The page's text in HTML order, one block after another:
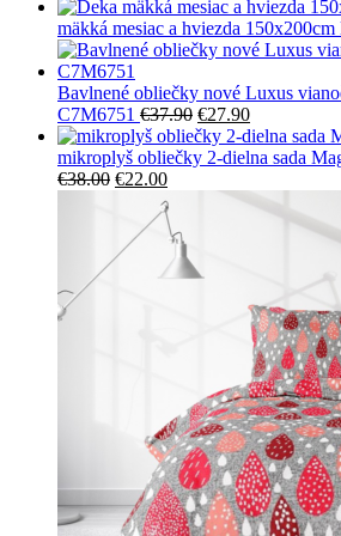
mäkká mesiac a hviezda
Bavlnené obliečky nové Luxus
C7M6751 €37.90 Pôvodná
cena
bola:
€27.90Aktuálna
cena
je:
mikroplyš obliečky 2-dielna sada
€38.00 Pôvodná
bola:
€38.00.
€22.00Aktuálna
cena
je:
€22.00.